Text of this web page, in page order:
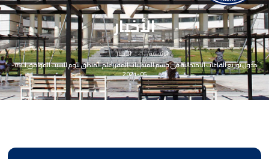
الأخبار
الرئيسية
الأخبار
جدول توزيع القاعات الامتحانية في قسم المتطلبات المقرر علم المنطق ليوم السبت الموافق لـ 08-
05-2021